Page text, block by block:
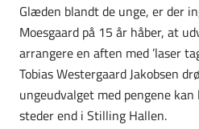
Glæden blandt de unge, er der
Moesgaard på 15 år håber, at
arrangere en aften med ’laser
Tobias Westergaard Jakobsen
ungeudvalget med pengene
steder end i Stilling Hallen.